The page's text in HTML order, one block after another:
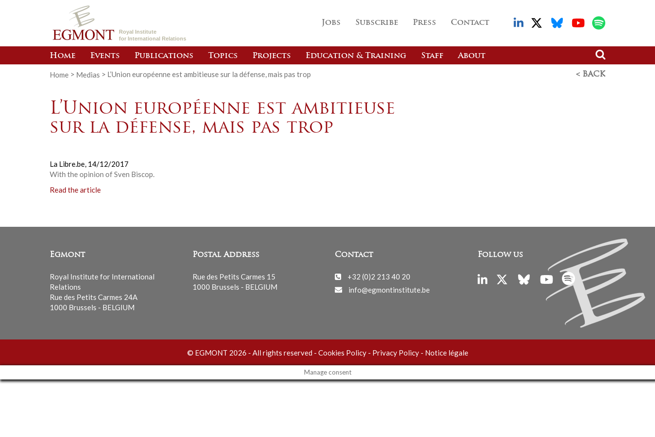
Royal Institute
for International Relations
Jobs Subscribe Press Contact
Home Events Publications Topics Projects Education & Training Staff About
Home > Medias > L’Union européenne est ambitieuse sur la défense, mais pas trop < BACK
L’Union européenne est ambitieuse
sur la défense, mais pas trop
La Libre.be, 14/12/2017
With the opinion of Sven Biscop.
Read the article
Egmont
Royal Institute for International
Relations
Rue des Petits Carmes 24A
1000 Brussels - BELGIUM
Postal Address
Rue des Petits Carmes 15
1000 Brussels - BELGIUM
Contact
+32 (0)2 213 40 20
info@egmontinstitute.be
Follow us
© EGMONT 2026 - All rights reserved - Cookies Policy- Privacy Policy- Notice légale
Manage consent